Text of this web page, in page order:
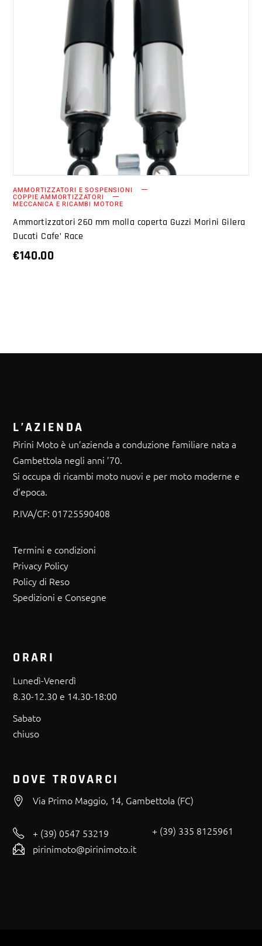
AMMORTIZZATORI E SOSPENSIONI
COPPIE AMMORTIZZATORI
MECCANICA E RICAMBI MOTORE
Ammortizzatori 260 mm molla coperta Guzzi Morini Gilera
Ducati Cafe’ Race
€140.00
L’AZIENDA
Pirini Moto è un’azienda a conduzione familiare nata a
Gambettola negli anni ’70.
Si occupa di ricambi moto nuovi e per moto moderne e
d’epoca.
P.IVA/CF: 01725590408
Termini e condizioni
Privacy Policy
Policy di Reso
Spedizioni e Consegne
ORARI
Lunedì-Venerdì
8.30-12.30 e 14.30-18:00
Sabato
chiuso
DOVE TROVARCI
Via Primo Maggio, 14, Gambettola (FC)
+ (39) 0547 53219
+ (39) 335 8125961
pirinimoto@pirinimoto.it